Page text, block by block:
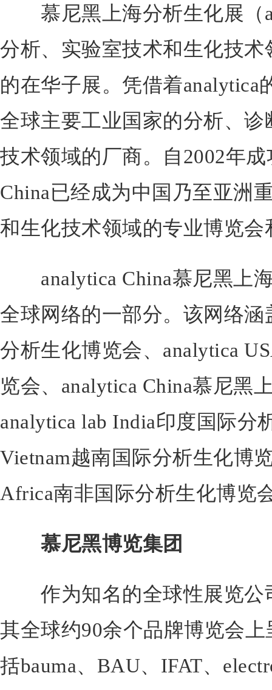
慕尼黑上海分析生化展（
分析、实验室技术和生化技术
的在华子展。凭借着analytica
全球主要工业国家的分析、
技术领域的厂商。自2002年
China已经成为中国乃至亚洲
和生化技术领域的专业博览会
analytica China慕尼黑上海
全球网络的一部分。该网络涵
分析生化博览会、analytica
览会、analytica China慕尼黑
analytica lab India印度国际分
Vietnam越南国际分析生化博
Africa南非国际分析生化博览
慕尼黑博览集团
作为知名的全球性展览公
其全球约90余个品牌博览会
括bauma、BAU、IFAT、